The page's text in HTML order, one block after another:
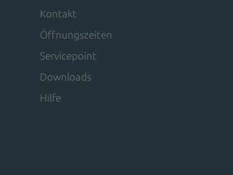
Kontakt
Öffnungszeiten
Servicepoint
Downloads
Hilfe